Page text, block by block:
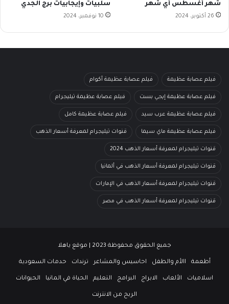
شهر أغسطس أي شهر
26 أكتوبر، 2024
سلبيات وإيجابيات برج الجدي
10 نوفمبر، 2024
فيلم عصابة عظيمة فيلم عصابة عظيمة أكوام
فيلم عصابة عظيمة إيجي بست فيلم عصابة عظيمة تيليجرام
فيلم عصابة عظيمة عرب سيد فيلم عصابة عظيمة كامل
فيلم عصابة عظيمة ماي سيما قنوات تيليجرام لمعرفة أسعار الذهب
قنوات تيليجرام لمعرفة أسعار الذهب 2024
قنوات تيليجرام لمعرفة أسعار الذهب في ألمانيا
قنوات تيليجرام لمعرفة أسعار الذهب في الإمارات
قنوات تيليجرام لمعرفة أسعار الذهب في مصر
جميع الحقوق محفوظة 2023 | موقع ياهلا
أطعمة االأم والطفل احاسيس والمشاعر ترندات حدمات السعودية
اسلاميات الألعاب الابراج البرامج التعليم الحياة في المانيا الحيوانات
الربح من الانترنت